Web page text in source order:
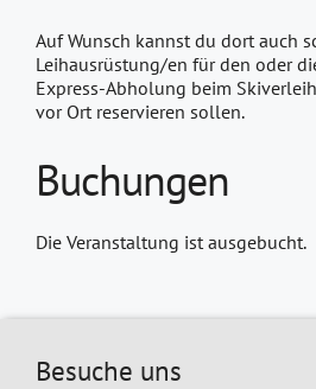
Auf Wunsch kannst du dort auch
Leihausrüstung/en für den oder
Express-Abholung beim
vor Ort reservieren sollen.
Buchungen
Die Veranstaltung ist ausgebucht.
Besuche uns